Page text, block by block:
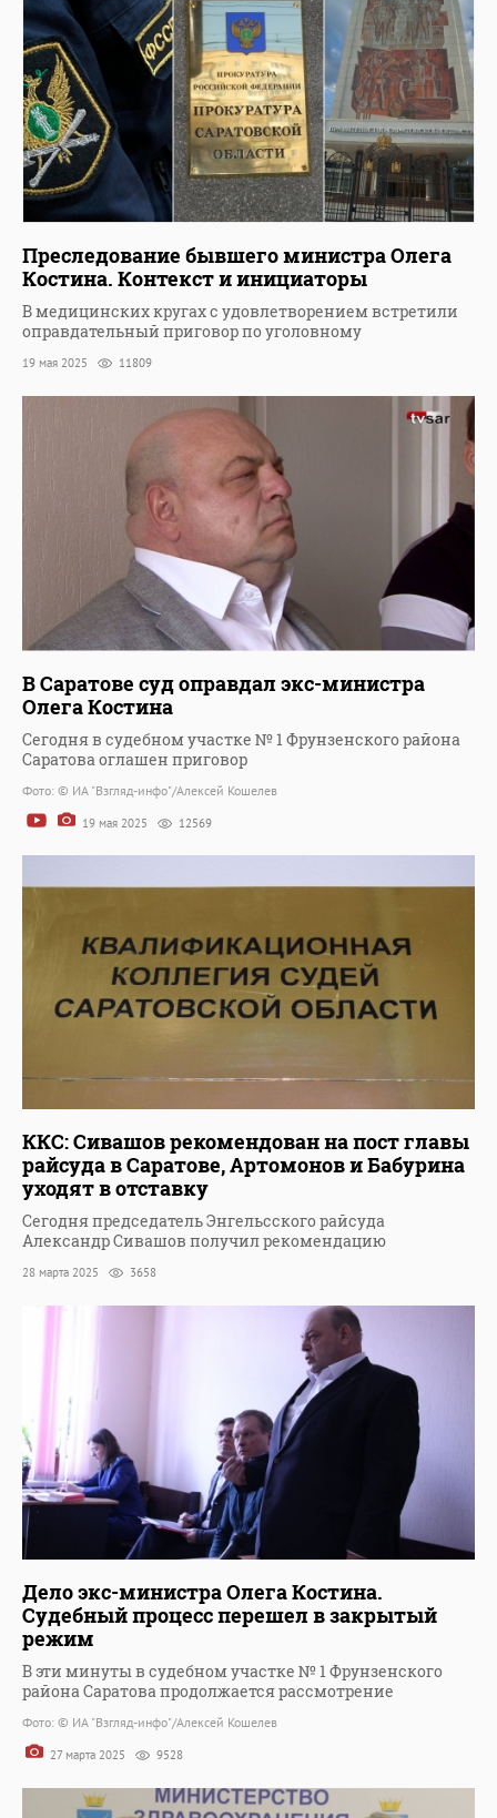
Преследование бывшего министра Олега
Костина. Контекст и инициаторы
В медицинских кругах с удовлетворением встретили
оправдательный приговор по уголовному
19 мая 2025 11809
В Саратове суд оправдал экс-министра
Олега Костина
Сегодня в судебном участке № 1 Фрунзенского района
Саратова оглашен приговор
Фото: © ИА "Взгляд-инфо"/Алексей Кошелев
19 мая 2025 12569
ККС: Сивашов рекомендован на пост главы
райсуда в Саратове, Артомонов и Бабурина
уходят в отставку
Сегодня председатель Энгельсского райсуда
Александр Сивашов получил рекомендацию
28 марта 2025 3658
Дело экс-министра Олега Костина.
Судебный процесс перешел в закрытый
режим
В эти минуты в судебном участке № 1 Фрунзенского
района Саратова продолжается рассмотрение
Фото: © ИА "Взгляд-инфо"/Алексей Кошелев
27 марта 2025 9528